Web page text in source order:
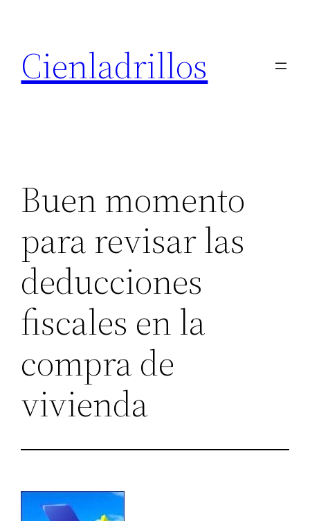
contenido
Cienladrillos
Buen momento
para revisar las
deducciones
fiscales en la
compra de
vivienda